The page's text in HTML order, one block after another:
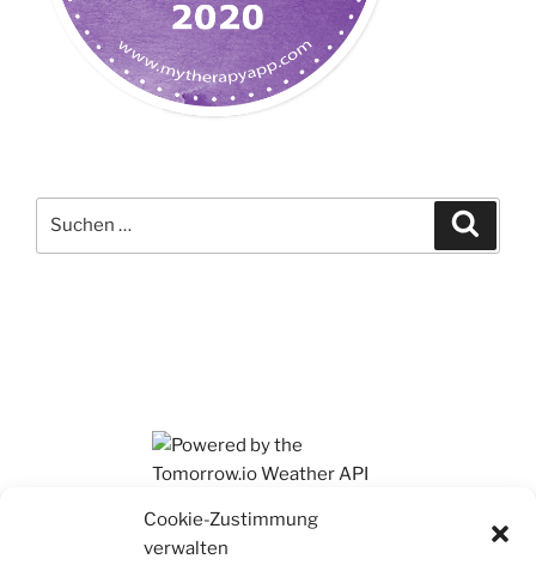
Cookie-Zustimmung
verwalten
nach: